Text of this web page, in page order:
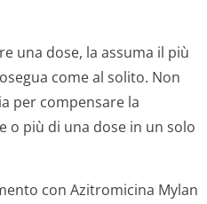
una dose, la assuma il più
come al solito. Non
per compensare la
o più di una dose in un solo
con Azitromicina Mylan